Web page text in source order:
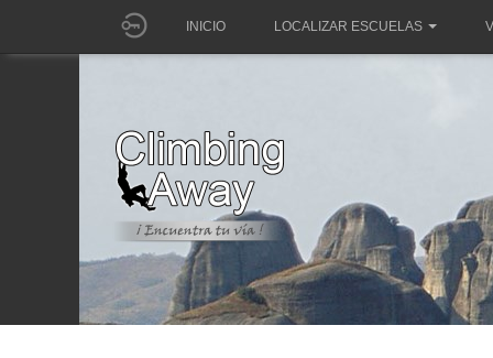
INICIO LOCALIZAR ESCUELAS